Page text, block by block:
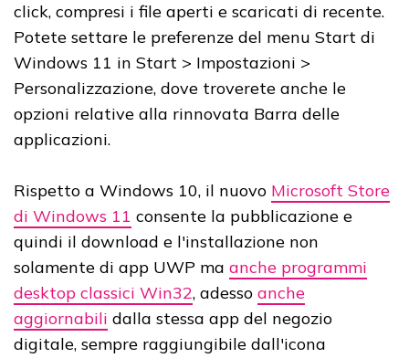
click, compresi i file aperti e scaricati di recente.
Potete settare le preferenze del menu Start di
Windows 11 in Start > Impostazioni >
Personalizzazione, dove troverete anche le
opzioni relative alla rinnovata Barra delle
applicazioni.
Rispetto a Windows 10, il nuovo Microsoft Store
di Windows 11 consente la pubblicazione e
quindi il download e l'installazione non
solamente di app UWP ma anche programmi
desktop classici Win32, adesso anche
aggiornabili dalla stessa app del negozio
digitale, sempre raggiungibile dall'icona